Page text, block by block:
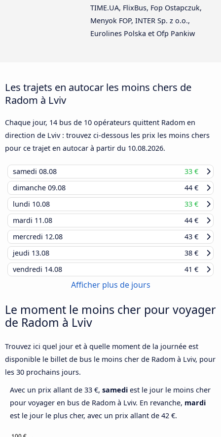
TIME.UA, FlixBus, Fop Ostapczuk,
Menyok FOP, INTER Sp. z o.o.,
Eurolines Polska et Ofp Pankiw
Les trajets en autocar les moins chers de
Radom à Lviv
Chaque jour, 14 bus de 10 opérateurs quittent Radom en
direction de Lviv : trouvez ci-dessous les prix les moins chers
pour ce trajet en autocar à partir du 10.08.2026.
samedi 08.08
33 €
dimanche 09.08
44 €
lundi 10.08
33 €
mardi 11.08
44 €
mercredi 12.08
43 €
jeudi 13.08
38 €
vendredi 14.08 41 €
Afficher plus de jours
Le moment le moins cher pour voyager
de Radom à Lviv
Trouvez ici quel jour et à quelle moment de la journée est
disponible le billet de bus le moins cher de Radom à Lviv, pour
les 30 prochains jours.
Avec un prix allant de 33 €, samedi est le jour le moins cher
pour voyager en bus de Radom à Lviv. En revanche, mardi
est le jour le plus cher, avec un prix allant de 42 €.